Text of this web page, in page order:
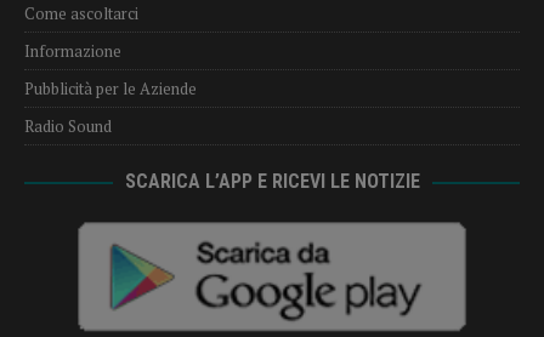
Come ascoltarci
Informazione
Pubblicità per le Aziende
Radio Sound
SCARICA L’APP E RICEVI LE NOTIZIE